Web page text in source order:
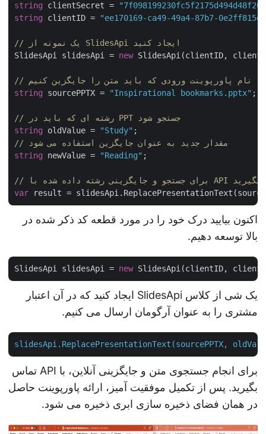
string clientSecret =
string clientID = "ee170169-ca49-49a4-87b7-
// یک نمونه از SlidesApi ایجاد کنید
SlidesApi slidesApi = new SlidesApi(clientID,
// نام پاورپوینت ورودی که باید متن را جایگزین کنیم
string sourcePPTX = "Inspirational bookmarks.pptx"
// رشته ای که باید در PPT جستجو شود
string oldValue = "Study"
// مقدار جدید به عنوان جایگزین استفاده می شود
string newValue = "Reading"
var result =
اکنون بیایید درک خود را در مورد قطعه کد ذکر شده در
بالا توسعه دهیم.
SlidesApi slidesApi = new
یک شی از کلاس SlidesApi ایجاد کنید که در آن اعتبار
مشتری را به عنوان آرگومان ارسال می کنیم.
slidesApi.ReplacePresentationText(sourcePPTX,
برای انجام جستجوی متن و جایگزینی آنلاین، با API تماس
بگیرید. پس از تکمیل موفقیت آمیز، ارائه پاورپوینت حاصل
در همان فضای ذخیره سازی ابری ذخیره می شود.